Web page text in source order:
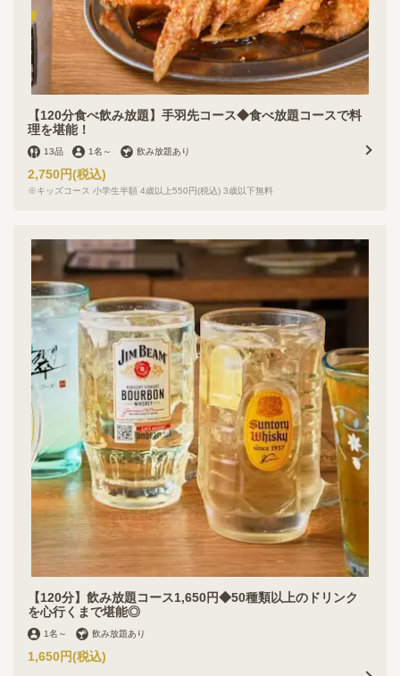
【120分食べ飲み放題】手羽先コース◆食べ放題コースで料
理を堪能！
13品 1名 ～ 飲み放題あり
2,750円(税込)
※キッズコース 小学生半額 4歳以上550円(税込) 3歳以下無料
【120分】飲み放題コース1,650円◆50種類以上のドリンク
を心行くまで堪能◎
1名 ～ 飲み放題あり
1,650円(税込)
お店情報をコピー